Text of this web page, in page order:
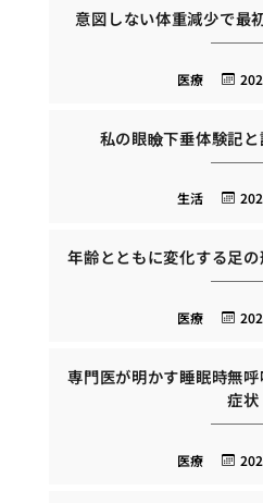
意図しない体重減少で最
医療
私の眼瞼下垂体験記
生活
年齢とともに変化する足
医療
専門医が明かす睡眠時無
症状
医療